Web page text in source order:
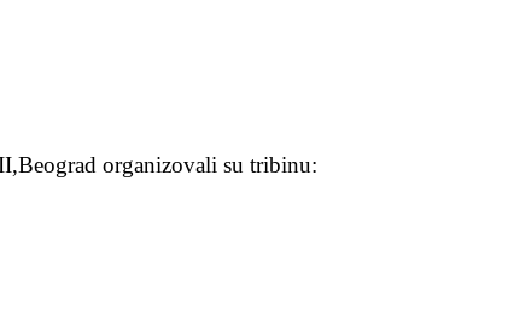
organizovali su tribinu: